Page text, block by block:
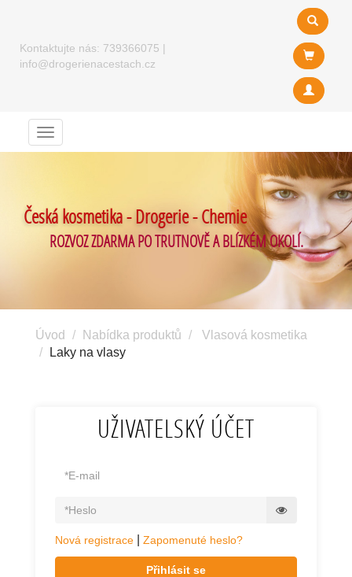
Kontaktujte nás: 739366075 |
info@drogerienacestach.cz
Menu
Česká kosmetika - Drogerie - Chemie
ROZVOZ ZDARMA PO TRUTNOVĚ A BLÍZKÉM OKOLÍ.
Úvod Nabídka produktů
Vlasová kosmetika
Laky na vlasy
UŽIVATELSKÝ ÚČET
Nová registrace Zapomenuté heslo?
Přihlásit se